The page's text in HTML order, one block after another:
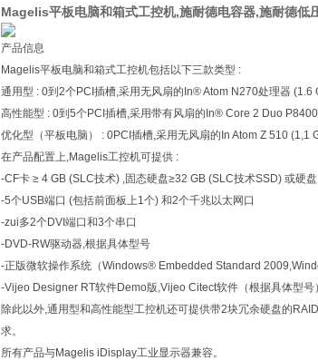
Magelis平板电脑和箱式工控机,施耐德电容器,施耐德低
产品信息
Magelis平板电脑和箱式工控机包括以下三款类型 :
通用型 : 0到2个PCI插槽,采用无风扇的In® Atom N270处理器 (1.6
高性能型 : 0到5个PCI插槽,采用带有风扇的In® Core 2 Duo
优化型（平板电脑） : 0PCI插槽,采用无风扇的In Atom Z 510 (1,1
在产品配置上,Magelis工控机可提供 :
-CF卡 ≥ 4 GB (SLC技术) ,固态硬盘≥32 GB (SLC技术SSD) 或硬
-5个USB端口 (包括前面板上1个) 和2个千兆以太网口
-zui多2个DVI端口和3个串口
-DVD-RW驱动器,根据具体型号
-正版微软操作系统（Windows® Embedded Standard
-Vijeo Designer RT软件Demo版,Vijeo Citect软件（根据具体型号）
除此以外,通用型和高性能型工控机还可提供带2块冗余硬盘的
求。
所有产品与Magelis iDisplay工业显示器兼容。